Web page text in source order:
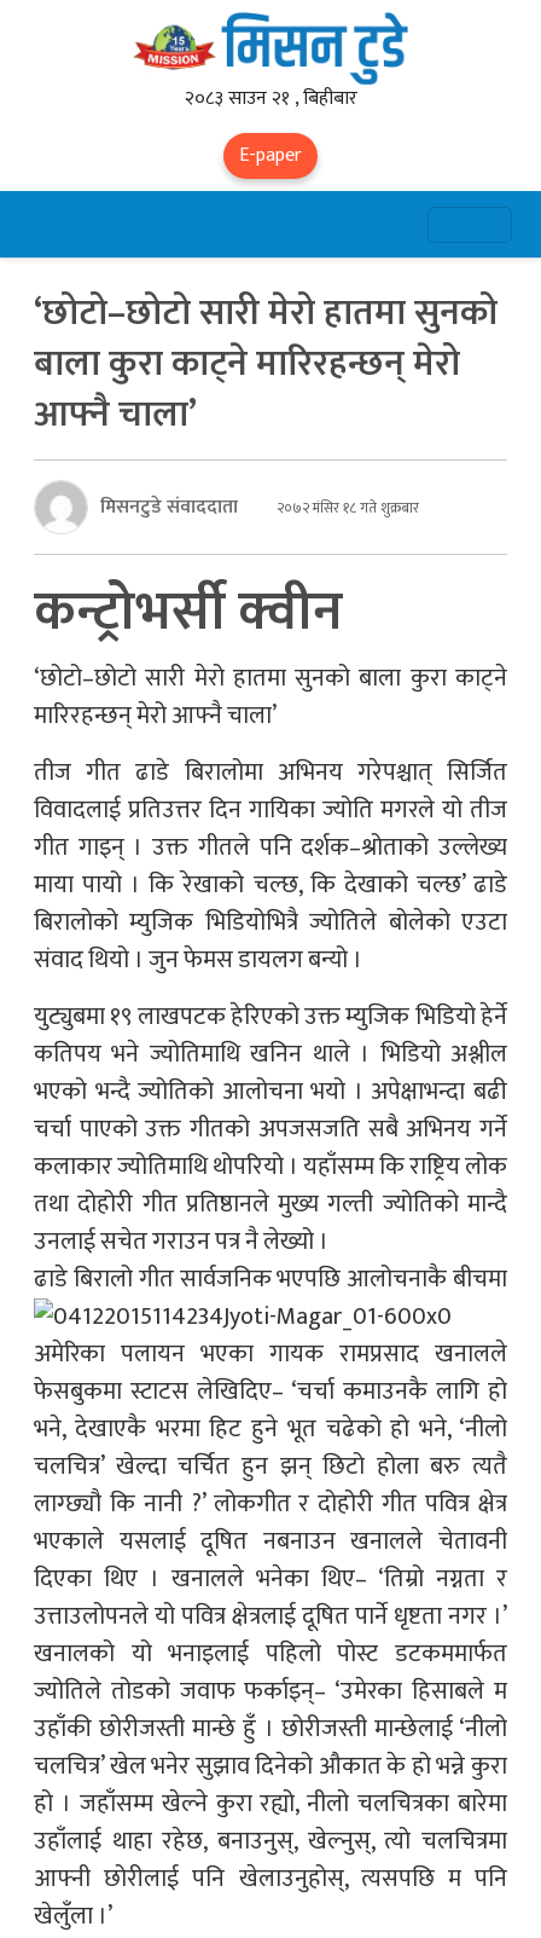
२०८३ साउन २१ , बिहीबार
E-paper
‘छोटो–छोटो सारी मेरो हातमा सुनको
बाला कुरा काट्ने मारिरहन्छन् मेरो
आफ्नै चाला’
मिसनटुडे संवाददाता २०७२ मंसिर १८ गते शुक्रबार
कन्ट्रोभर्सीक्वीन
‘छोटो–छोटो सारी मेरो हातमा सुनको बाला कुरा काट्ने
मारिरहन्छन् मेरो आफ्नै चाला’
तीज गीत ढाडे बिरालोमा अभिनय गरेपश्चात् सिर्जित
विवादलाई प्रतिउत्तर दिन गायिका ज्योति मगरले यो तीज
गीत गाइन् । उक्त गीतले पनि दर्शक–श्रोताको उल्लेख्य
माया पायो । कि रेखाको चल्छ, कि देखाको चल्छ’ ढाडे
बिरालोको म्युजिक भिडियोभित्रै ज्योतिले बोलेको एउटा
संवाद थियो । जुन फेमस डायलग बन्यो ।
युट्युबमा १९ लाखपटक हेरिएको उक्त म्युजिक भिडियो हेर्ने
कतिपय भने ज्योतिमाथि खनिन थाले । भिडियो अश्लील
भएको भन्दै ज्योतिको आलोचना भयो । अपेक्षाभन्दा बढी
चर्चा पाएको उक्त गीतको अपजसजति सबै अभिनय गर्ने
कलाकार ज्योतिमाथि थोपरियो । यहाँसम्म कि राष्ट्रिय लोक
तथा दोहोरी गीत प्रतिष्ठानले मुख्य गल्ती ज्योतिको मान्दै
उनलाई सचेत गराउन पत्र नै लेख्यो ।
ढाडे बिरालो गीत सार्वजनिक भएपछि आलोचनाकै बीचमा
अमेरिका पलायन भएका गायक रामप्रसाद खनालले
फेसबुकमा स्टाटस लेखिदिए– ‘चर्चा कमाउनकै लागि हो
भने, देखाएकै भरमा हिट हुने भूत चढेको हो भने, ‘नीलो
चलचित्र’ खेल्दा चर्चित हुन झन् छिटो होला बरु त्यतै
लाग्छ्यौ कि नानी ?’ लोकगीत र दोहोरी गीत पवित्र क्षेत्र
भएकाले यसलाई दूषित नबनाउन खनालले चेतावनी
दिएका थिए । खनालले भनेका थिए– ‘तिम्रो नग्नता र
उत्ताउलोपनले यो पवित्र क्षेत्रलाई दूषित पार्ने धृष्टता नगर ।’
खनालको यो भनाइलाई पहिलो पोस्ट डटकममार्फत
ज्योतिले तोडको जवाफ फर्काइन्– ‘उमेरका हिसाबले म
उहाँकी छोरीजस्ती मान्छे हुँ । छोरीजस्ती मान्छेलाई ‘नीलो
चलचित्र’ खेल भनेर सुझाव दिनेको औकात के हो भन्ने कुरा
हो । जहाँसम्म खेल्ने कुरा रह्यो, नीलो चलचित्रका बारेमा
उहाँलाई थाहा रहेछ, बनाउनुस्, खेल्नुस्, त्यो चलचित्रमा
आफ्नी छोरीलाई पनि खेलाउनुहोस्, त्यसपछि म पनि
खेलुँला ।’